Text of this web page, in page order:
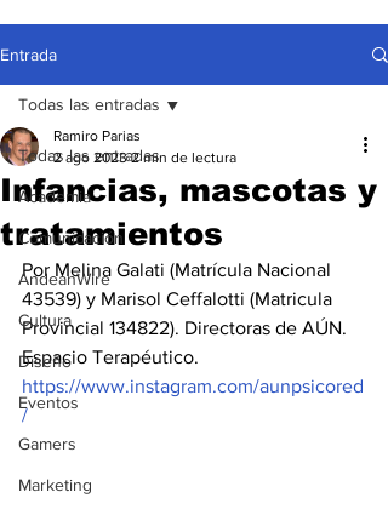
Entrada
Todas las entradas
Academia
Comunicación
AndeanWire
Cultura
Diseño
Eventos
Gamers
Marketing
Todas las entradas
Infancias, mascotas y
tratamientos
Ramiro Parias
2 ago 2023 2 min de lectura
Por Melina Galati (Matrícula Nacional
43539) y Marisol Ceffalotti (Matricula
Provincial 134822). Directoras de AÚN.
Espacio Terapéutico.
https://www.instagram.com/aunpsicored
/